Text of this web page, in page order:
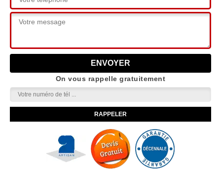
On vous rappelle gratuitement